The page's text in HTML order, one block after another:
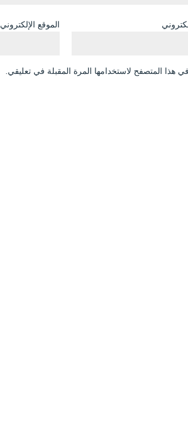
الموقع الإلكتروني
هذا المتصفح لاستخدامها المرة المقبلة في تعليقي.